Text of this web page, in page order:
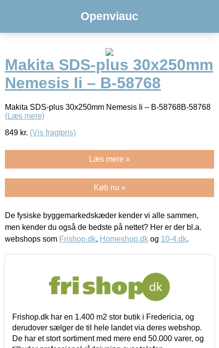
Openviauc
Makita SDS-plus 30x250mm
Nemesis Ii – B-58768
Makita SDS-plus 30x250mm Nemesis Ii – B-58768B-58768
(Læs mere)
849 kr. (Vis fragtpris)
Læs mere »
Køb nu »
De fysiske byggemarkedskæder kender vi alle sammen,
men kender du også de bedste på nettet? Her er der bl.a.
webshops som Frishop.dk, Homeshop.dk og 10-4.dk.
Frishop.dk har en 1.400 m2 stor butik i Fredericia, og
derudover sælger de til hele landet via deres webshop.
De har et stort sortiment med mere end 50.000 varer, og